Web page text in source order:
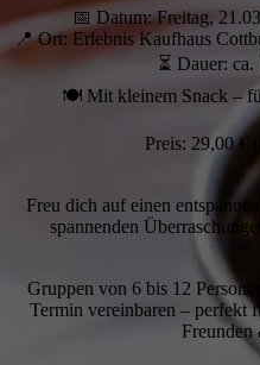
📅 Datum: Freitag,
📍 Ort: Erlebnis Kaufhaus
⏳ Dauer:
🍽️ Mit kleinem Snack –
Preis: 29,00 €
Freu dich auf einen
spannenden
Gruppen von 6 bis 12
Termin vereinbaren – perfekt
Freunden